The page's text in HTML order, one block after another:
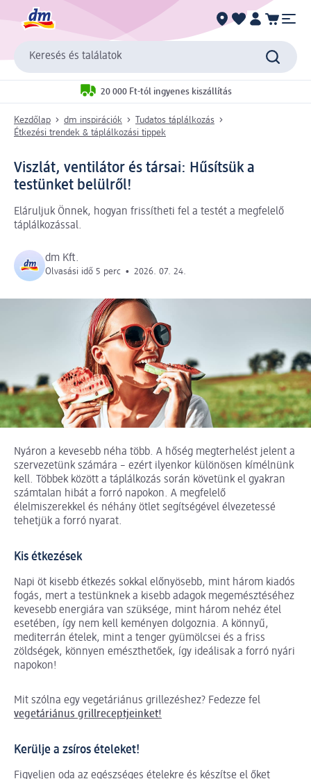
Keresés és találatok
20 000 Ft-tól ingyenes kiszállítás
Kezdőlap dm inspirációk
Tudatos táplálkozás
Étkezési trendek & táplálkozási tippek
Viszlát, ventilátor és társai: Hűsítsük a
testünket belülről!
Eláruljuk Önnek, hogyan frissítheti fel a testét a megfelelő
táplálkozással.
dm Kft.
Olvasási idő 5 perc • 2026. 07. 24.
Nyáron a kevesebb néha több. A hőség megterhelést jelent a
szervezetünk számára – ezért ilyenkor különösen kímélnünk
kell. Többek között a táplálkozás során követünk el gyakran
számtalan hibát a forró napokon. A megfelelő
élelmiszerekkel és néhány ötlet segítségével élvezetessé
tehetjük a forró nyarat.
Kis étkezések
Napi öt kisebb étkezés sokkal előnyösebb, mint három kiadós
fogás, mert a testünknek a kisebb adagok megemésztéséhez
kevesebb energiára van szüksége, mint három nehéz étel
esetében, így nem kell keményen dolgoznia. A könnyű,
mediterrán ételek, mint a tenger gyümölcsei és a friss
zöldségek, könnyen emészthetőek, így ideálisak a forró nyári
napokon!
Mit szólna egy vegetáriánus grillezéshez? Fedezze fel
vegetáriánus grillreceptjeinket!
Kerülje a zsíros ételeket!
Figyeljen oda az egészséges ételekre és készítse el őket